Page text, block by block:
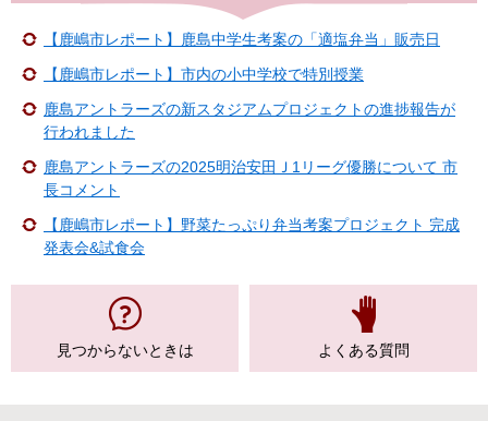
【鹿嶋市レポート】鹿島中学生考案の「適塩弁当」販売日
【鹿嶋市レポート】市内の小中学校で特別授業
鹿島アントラーズの新スタジアムプロジェクトの進捗報告が
行われました
鹿島アントラーズの2025明治安田Ｊ1リーグ優勝について 市
長コメント
【鹿嶋市レポート】野菜たっぷり弁当考案プロジェクト 完成
発表会&試食会
見つからないときは よくある質問